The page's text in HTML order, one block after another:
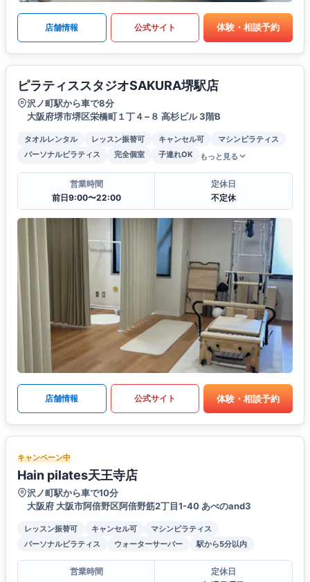
店舗情報 公式サイト 体験・相談予約
ピラティススタジオSAKURA堺駅店
沢ノ町駅から車で8分
大阪府堺市堺区栄橋町１丁４−８ 高杉ビル 3階B
タオルレンタル レッスン振替可 キャンセル可
マシンピラティス
パーソナルピラティス
完全個室 子連れOK もっと見る
営業時間
前日9:00〜22:00
定休日
不定休
店舗情報 公式サイト 体験・相談予約
キャンペーン中
Hain pilates天王寺店
沢ノ町駅から車で10分
大阪府 大阪市阿倍野区阿倍野筋2丁目1-40 あべのand3
レッスン振替可 キャンセル可
マシンピラティス
パーソナルピラティス
ウォーターサーバー 駅から5分以内
営業時間
定休日